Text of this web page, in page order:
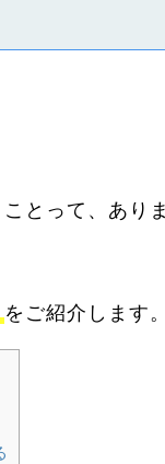
とって、あり
をご紹介します。